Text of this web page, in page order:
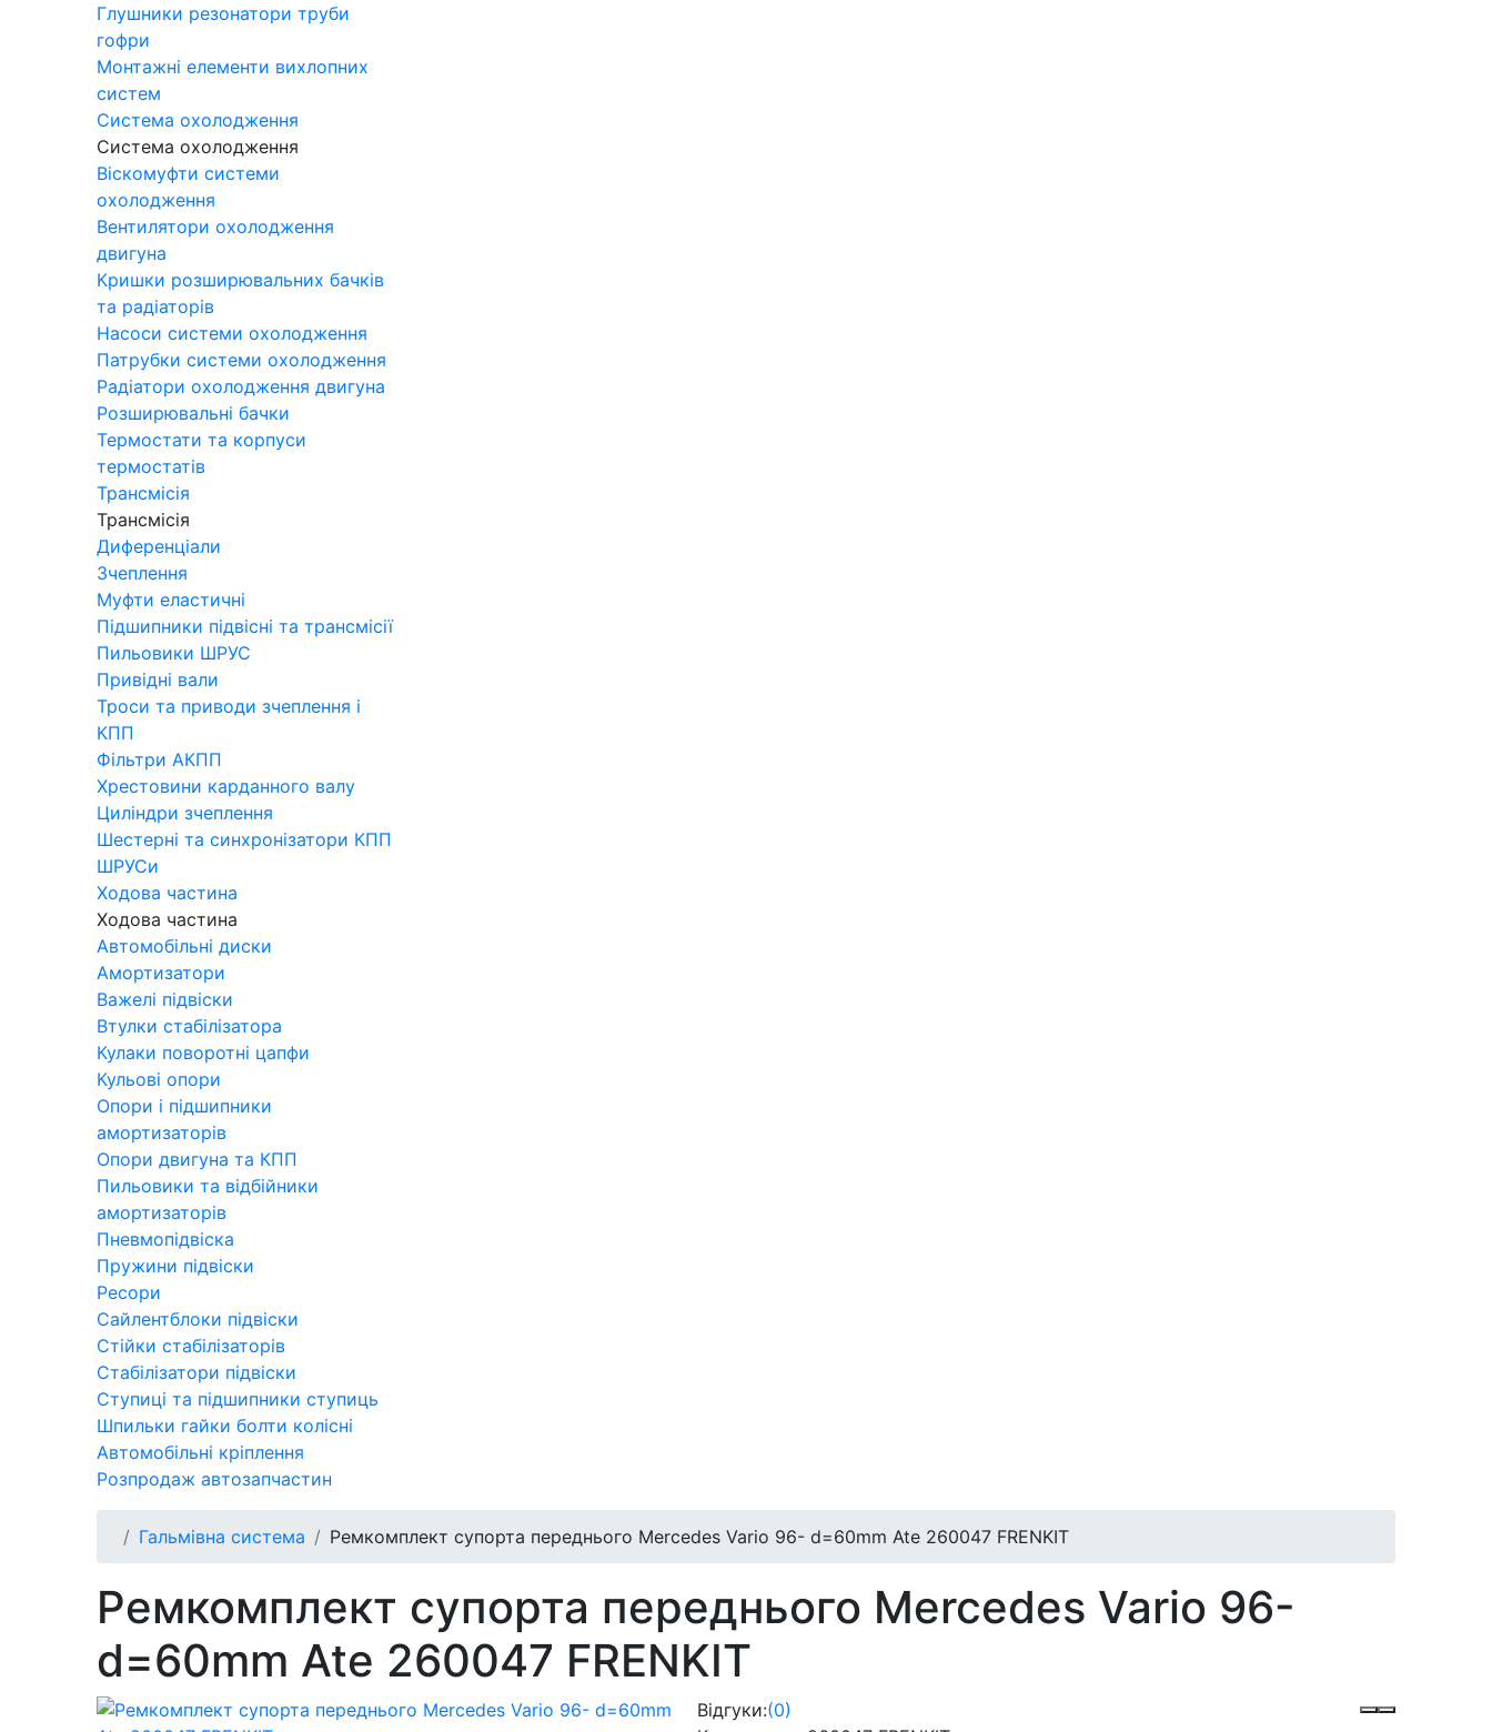
Глушники резонатори труби
гофри
Монтажні елементи вихлопних
систем
Система охолодження
Система охолодження
Віскомуфти системи
охолодження
Вентилятори охолодження
двигуна
Кришки розширювальних бачків
та радіаторів
Насоси системи охолодження
Патрубки системи охолодження
Радіатори охолодження двигуна
Розширювальні бачки
Термостати та корпуси
термостатів
Трансмісія
Трансмісія
Диференціали
Зчеплення
Муфти еластичні
Підшипники підвісні та трансмісії
Пильовики ШРУС
Привідні вали
Троси та приводи зчеплення і
КПП
Фільтри АКПП
Хрестовини карданного валу
Циліндри зчеплення
Шестерні та синхронізатори КПП
ШРУСи
Ходова частина
Ходова частина
Автомобільні диски
Амортизатори
Важелі підвіски
Втулки стабілізатора
Кулаки поворотні цапфи
Кульові опори
Опори і підшипники
амортизаторів
Опори двигуна та КПП
Пильовики та відбійники
амортизаторів
Пневмопідвіска
Пружини підвіски
Ресори
Сайлентблоки підвіски
Стійки стабілізаторів
Стабілізатори підвіски
Ступиці та підшипники ступиць
Шпильки гайки болти колісні
Автомобільні кріплення
Розпродаж автозапчастин
Гальмівна система Ремкомплект супорта переднього Mercedes Vario 96- d=60mm Ate 260047 FRENKIT
Ремкомплект супорта переднього Mercedes Vario 96-
d=60mm Ate 260047 FRENKIT
Відгуки:(0)